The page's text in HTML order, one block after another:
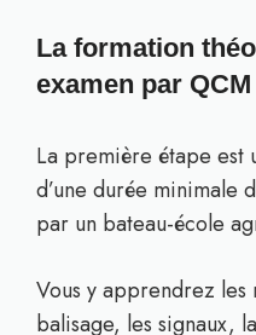
La formation
examen par QCM
La première étape est
d’une durée minimale
par un bateau-école
Vous y apprendrez
balisage, les signaux,